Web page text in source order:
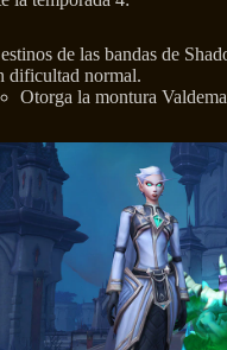
de las bandas de
dificultad normal.
Otorga la montura